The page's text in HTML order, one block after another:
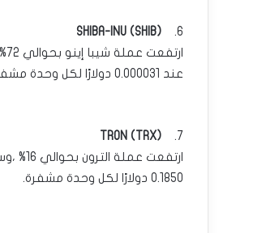
6.
SHIBA-INU (SHIB)
عند 0.000031 دولارًا لكل وحدة مشفرة.
7.
TRON (TRX)
0.1850 دولارًا لكل وحدة مشفرة.